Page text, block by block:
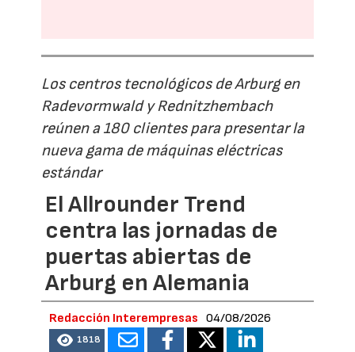
Los centros tecnológicos de Arburg en
Radevormwald y Rednitzhembach
reúnen a 180 clientes para presentar la
nueva gama de máquinas eléctricas
estándar
El Allrounder Trend
centra las jornadas de
puertas abiertas de
Arburg en Alemania
Redacción Interempresas 04/08/2026
1818